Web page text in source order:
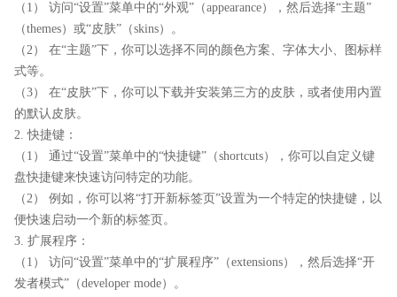
（1） 访问“设置”菜单中的“外观”（appearance），然后选择“主题”
（themes）或“皮肤”（skins）。
（2） 在“主题”下，你可以选择不同的颜色方案、字体大小、图标样
式等。
（3） 在“皮肤”下，你可以下载并安装第三方的皮肤，或者使用内置
的默认皮肤。
2. 快捷键：
（1） 通过“设置”菜单中的“快捷键”（shortcuts），你可以自定义键
盘快捷键来快速访问特定的功能。
（2） 例如，你可以将“打开新标签页”设置为一个特定的快捷键，以
便快速启动一个新的标签页。
3. 扩展程序：
（1） 访问“设置”菜单中的“扩展程序”（extensions），然后选择“开
发者模式”（developer mode）。